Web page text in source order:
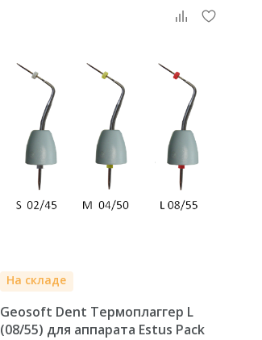
На складе
Geosoft Dent Термоплаггер L
(08/55) для аппарата Estus Pack